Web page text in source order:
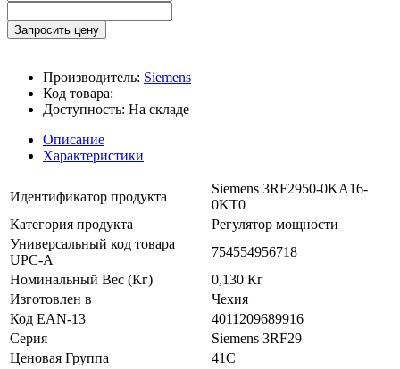
Запросить цену
Производитель: Siemens
Код товара:
Доступность: На складе
Описание
Характеристики
Идентификатор продукта
Siemens 3RF2950-0KA16-
0KT0
Категория продукта
Регулятор мощности
Универсальный код товара
UPC-A
754554956718
Номинальный Вес (Кг)
0,130 Кг
Изготовлен в
Чехия
Код EAN-13
4011209689916
Серия
Siemens 3RF29
Ценовая Группа
41C